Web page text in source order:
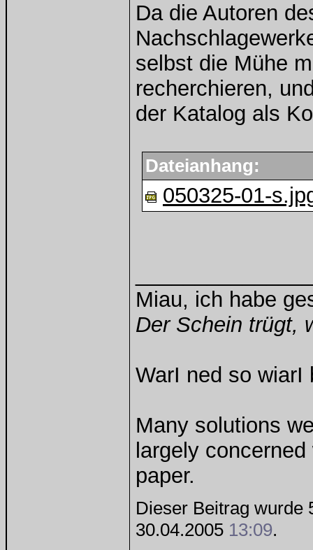
Da die Autoren
selbst die Mühe
recherchieren,
der Katalog als
Dateianhang:
050325-01-
Miau, ich habe
Der Schein trügt,
WarI ned so wiarI
Many solutions
largely
paper.
Dieser Beitrag wurde
30.04.2005 13:09.